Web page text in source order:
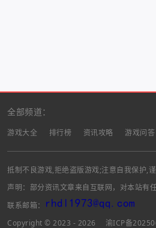
全部频道：
游戏大全 排行榜 资讯攻略 游戏问答
抵制不良游戏,拒绝盗版游戏;注意自我保护,
声明：部分资讯文章来自互联网，对本站有
联系邮箱：
Copyright © 2023 - 2026
渝ICP备